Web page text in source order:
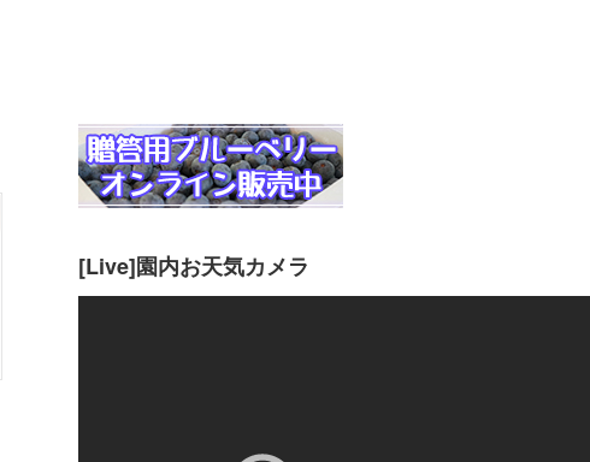
[Live]園内お天気カメラ